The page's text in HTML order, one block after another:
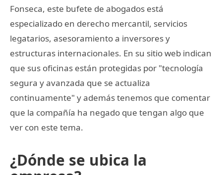
Fonseca, este bufete de abogados está
especializado en derecho mercantil, servicios
legatarios, asesoramiento a inversores y
estructuras internacionales. En su sitio web indican
que sus oficinas están protegidas por "tecnología
segura y avanzada que se actualiza
continuamente" y además tenemos que comentar
que la compañía ha negado que tengan algo que
ver con este tema.
¿Dónde se ubica la